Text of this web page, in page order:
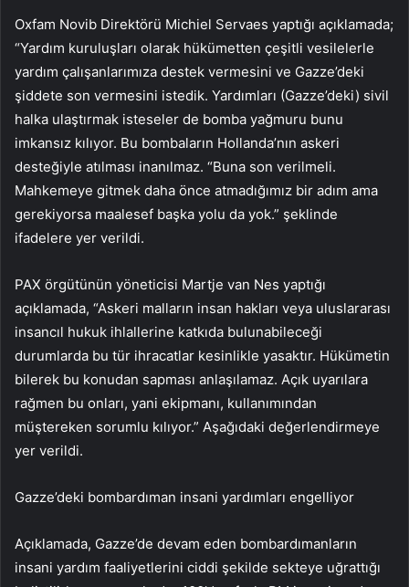
Oxfam Novib Direktörü Michiel Servaes yaptığı açıklamada;
“Yardım kuruluşları olarak hükümetten çeşitli vesilelerle
yardım çalışanlarımıza destek vermesini ve Gazze’deki
şiddete son vermesini istedik. Yardımları (Gazze’deki) sivil
halka ulaştırmak isteseler de bomba yağmuru bunu
imkansız kılıyor. Bu bombaların Hollanda’nın askeri
desteğiyle atılması inanılmaz. “Buna son verilmeli.
Mahkemeye gitmek daha önce atmadığımız bir adım ama
gerekiyorsa maalesef başka yolu da yok.” şeklinde
ifadelere yer verildi.
PAX örgütünün yöneticisi Martje van Nes yaptığı
açıklamada, “Askeri malların insan hakları veya uluslararası
insancıl hukuk ihlallerine katkıda bulunabileceği
durumlarda bu tür ihracatlar kesinlikle yasaktır. Hükümetin
bilerek bu konudan sapması anlaşılamaz. Açık uyarılara
rağmen bu onları, yani ekipmanı, kullanımından
müştereken sorumlu kılıyor.” Aşağıdaki değerlendirmeye
yer verildi.
Gazze’deki bombardıman insani yardımları engelliyor
Açıklamada, Gazze’de devam eden bombardımanların
insani yardım faaliyetlerini ciddi şekilde sekteye uğrattığı